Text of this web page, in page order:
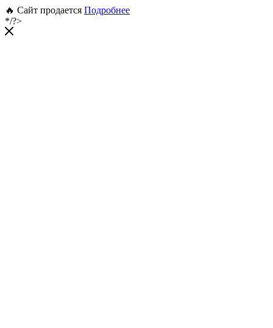
🔥 Сайт продается Подробнее
*/?>